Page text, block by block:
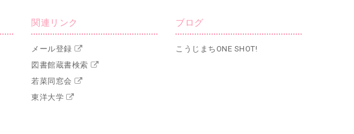
関連リンク
メール登録
図書館蔵書検索
若菜同窓会
東洋大学
ブログ
こうじまちONE SHOT!